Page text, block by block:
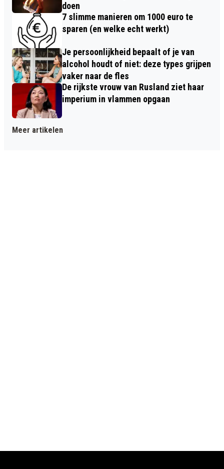
doen
7 slimme manieren om 1000 euro te
sparen (en welke echt werkt)
Je persoonlijkheid bepaalt of je van
alcohol houdt of niet: deze types grijpen
vaker naar de fles
De rijkste vrouw van Rusland ziet haar
imperium in vlammen opgaan
Meer artikelen